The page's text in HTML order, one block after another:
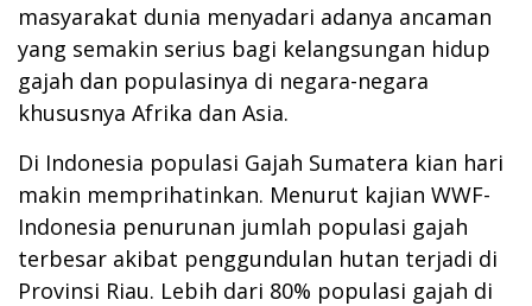
masyarakat dunia menyadari adanya ancaman
yang semakin serius bagi kelangsungan hidup
gajah dan populasinya di negara-negara
khususnya Afrika dan Asia.
Di Indonesia populasi Gajah Sumatera kian hari
makin memprihatinkan. Menurut kajian WWF-
Indonesia penurunan jumlah populasi gajah
terbesar akibat penggundulan hutan terjadi di
Provinsi Riau. Lebih dari 80% populasi gajah di